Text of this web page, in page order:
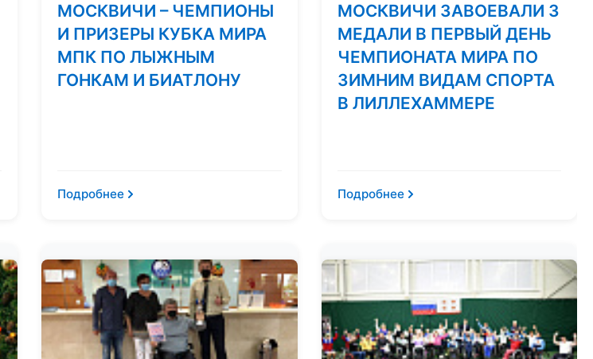
МОСКВИЧИ – ЧЕМПИОНЫ
И ПРИЗЕРЫ КУБКА МИРА
МПК ПО ЛЫЖНЫМ
ГОНКАМ И БИАТЛОНУ
Подробнее
МОСКВИЧИ ЗАВОЕВАЛИ 3
МЕДАЛИ В ПЕРВЫЙ ДЕНЬ
ЧЕМПИОНАТА МИРА ПО
ЗИМНИМ ВИДАМ СПОРТА
В ЛИЛЛЕХАММЕРЕ
Подробнее